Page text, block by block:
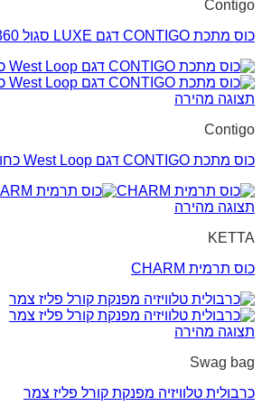
Contigo
כוס מתכת CONTIGO דגם LUXE סגול 360 מ”ל
תצוגה מהירה
Contigo
כוס מתכת CONTIGO דגם West Loop כחול 591 מ”ל
תצוגה מהירה
KETTA
כוס תרמית CHARM
תצוגה מהירה
Swag bag
כרבולית טלוויזיה מפנקת קורל פליז צמר